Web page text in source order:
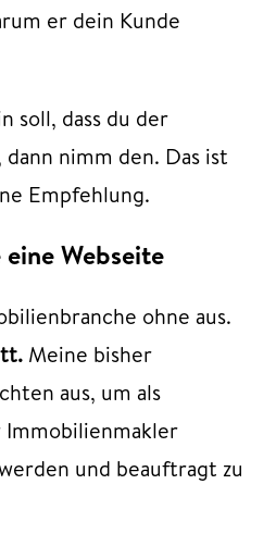
er dein Kunde
soll, dass du der
nimm den. Das ist
Empfehlung.
Webseite
ohne aus.
Meine bisher
aus, um als
und beauftragt zu